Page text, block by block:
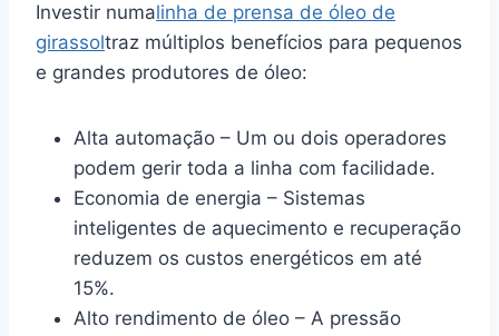
Investir numalinha de prensa de óleo de
girassoltraz múltiplos benefícios para pequenos
e grandes produtores de óleo:
Alta automação – Um ou dois operadores
podem gerir toda a linha com facilidade.
Economia de energia – Sistemas
inteligentes de aquecimento e recuperação
reduzem os custos energéticos em até
15%.
Alto rendimento de óleo – A pressão